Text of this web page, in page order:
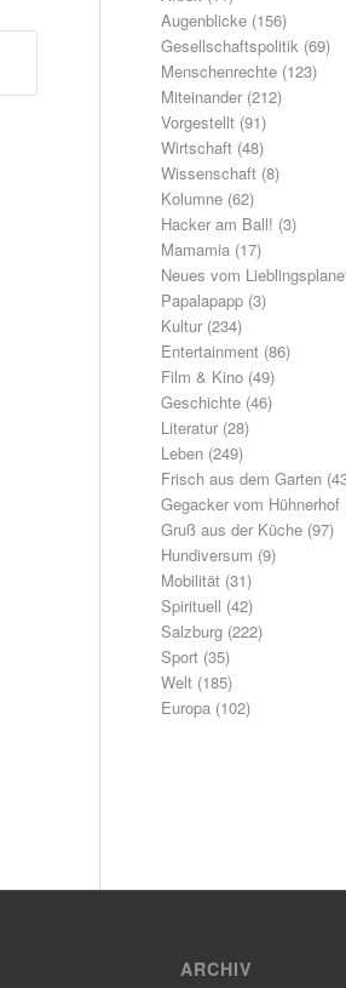
Augenblicke(156)
Gesellschaftspolitik(69)
Menschenrechte(123)
Miteinander(212)
Vorgestellt(91)
Wirtschaft(48)
Wissenschaft(8)
Kolumne(62)
Hacker am Ball! (3)
Mamamia(17)
Neues vom
Papalapapp(3)
Kultur(234)
Entertainment(86)
Film & Kino(49)
Geschichte(46)
Literatur(28)
Leben(249)
Frisch aus dem Garten
Gegacker vom Hühnerhof
Gruß aus der Küche(97)
Hundiversum (9)
Mobilität(31)
Spirituell (42)
Salzburg(222)
Sport(35)
Welt(185)
Europa(102)
ARCHIV